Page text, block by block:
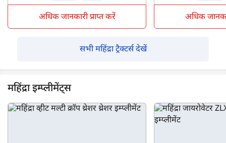
अधिक जानकारी प्राप्त करें अधिक
सभी महिंद्रा ट्रैक्टर्स देखें
महिंद्रा इम्प्लीमेंट्स